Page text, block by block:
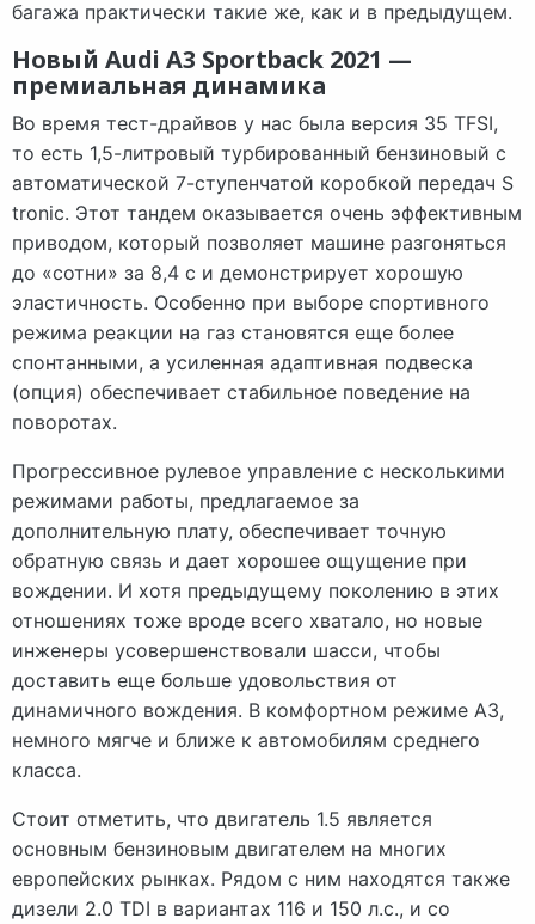
багажа практически такие же, как и в предыдущем.
Новый Audi A3 Sportback 2021 —
премиальная динамика
Во время тест-драйвов у нас была версия 35 TFSI,
то есть 1,5-литровый турбированный бензиновый с
автоматической 7-ступенчатой ​​коробкой передач S
tronic. Этот тандем оказывается очень эффективным
приводом, который позволяет машине разгоняться
до «сотни» за 8,4 с и демонстрирует хорошую
эластичность. Особенно при выборе спортивного
режима реакции на газ становятся еще более
спонтанными, а усиленная адаптивная подвеска
(опция) обеспечивает стабильное поведение на
поворотах.
Прогрессивное рулевое управление с несколькими
режимами работы, предлагаемое за
дополнительную плату, обеспечивает точную
обратную связь и дает хорошее ощущение при
вождении. И хотя предыдущему поколению в этих
отношениях тоже вроде всего хватало, но новые
инженеры усовершенствовали шасси, чтобы
доставить еще больше удовольствия от
динамичного вождения. В комфортном режиме A3,
немного мягче и ближе к автомобилям среднего
класса.
Стоит отметить, что двигатель 1.5 является
основным бензиновым двигателем на многих
европейских рынках. Рядом с ним находятся также
дизели 2.0 TDI в вариантах 116 и 150 л.с., и со